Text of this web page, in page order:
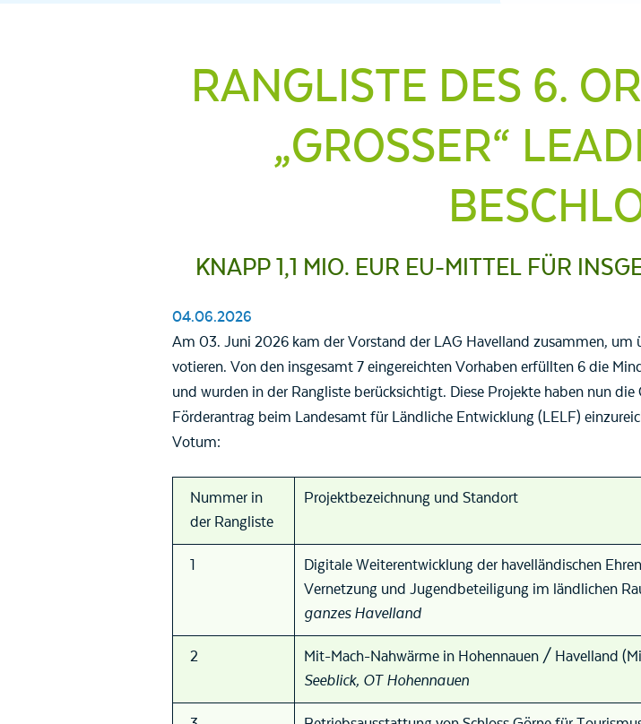
RANGLISTE DES 6.
„GROSSER“
KNAPP 1,1 MIO. EUR EU-MITTEL FÜR
04.06.2026
Am 03. Juni 2026 kam der Vorstand der LAG Havelland zusammen,
votieren. Von den insgesamt 7 eingereichten Vorhaben erfüllten 6 die
und wurden in der Rangliste berücksichtigt. Diese Projekte haben nun
Förderantrag beim Landesamt für Ländliche Entwicklung (LELF)
Votum:
Nummer in
der Rangliste
Projektbezeichnung und Standort
1
Digitale Weiterentwicklung der havelländischen
Vernetzung und Jugendbeteiligung im ländlichen
ganzes Havelland
2
Mit-Mach-Nahwärme in Hohennauen / Havelland
Seeblick, OT Hohennauen